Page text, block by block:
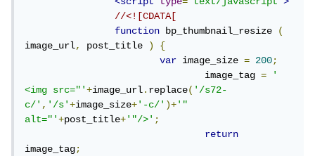
//<![CDATA[
function bp_thumbnail_resize (
image_url, post_title )
{
var image_size = 200;
				image_tag
=
'
<img src="'+image_url.replace('/s72-
c/','/s'+image_size+'-c/')+'"
alt="'+post_title+'"/>';
return
image_tag;